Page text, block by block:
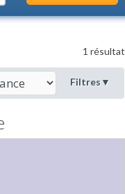
1 résultat
Filtres▼